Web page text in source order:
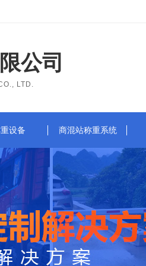
公司
LTD.
设备 商混站称重系统